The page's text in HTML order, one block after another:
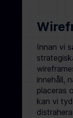
Innan vi
innehåll,
placeras
kan vi